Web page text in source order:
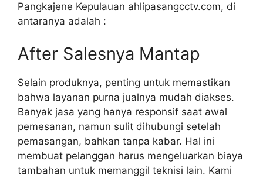
Pangkajene Kepulauan ahlipasangcctv.com, di
antaranya adalah :
After Salesnya Mantap
Selain produknya, penting untuk memastikan
bahwa layanan purna jualnya mudah diakses.
Banyak jasa yang hanya responsif saat awal
pemesanan, namun sulit dihubungi setelah
pemasangan, bahkan tanpa kabar. Hal ini
membuat pelanggan harus mengeluarkan biaya
tambahan untuk memanggil teknisi lain. Kami